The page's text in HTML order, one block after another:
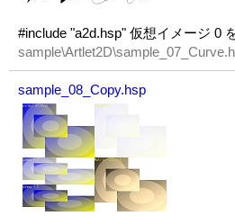
#include "a2d.hsp" 仮想イメージ 0
sample_08_Copy.hsp